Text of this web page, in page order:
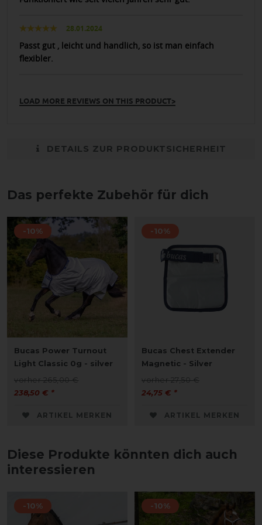
28.01.2024
Passt gut , leicht und handlich, so ist man einfach
flexibler.
LOAD MORE REVIEWS ON THIS PRODUCT>
DETAILS ZUR PRODUKTSICHERHEIT
Das perfekte Zubehör für dich
-10%
Bucas Power Turnout
Light Classic 0g - silver
vorher 265,00 €
238,50 € *
ARTIKEL MERKEN
-10%
Bucas Chest Extender
Magnetic - Silver
vorher 27,50 €
24,75 € *
ARTIKEL MERKEN
Diese Produkte könnten dich auch
interessieren
-10% -10%